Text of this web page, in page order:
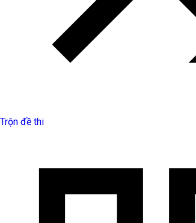
Trộn đề thi